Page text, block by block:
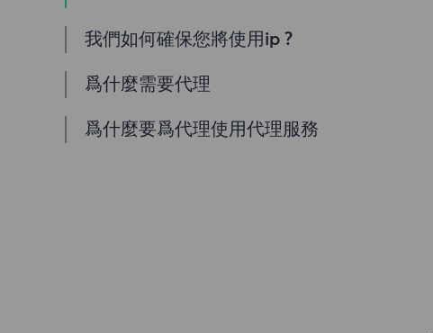
我們如何確保您將使用ip ?
間和IP阻塞。您可以從與此提供程序一起工作的位置
服務器就像點擊一個按鈕一樣容易。但是，爲了防止濫
爲什麼需要代理
隱私性，但使用Comcast Xfinity IP可以更進一步。您
爲什麼要爲代理使用代理服務